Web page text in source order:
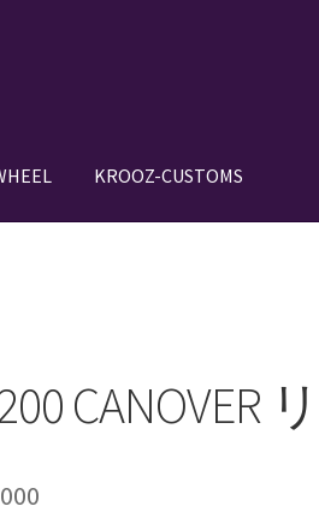
KROOZ-CUSTOMS